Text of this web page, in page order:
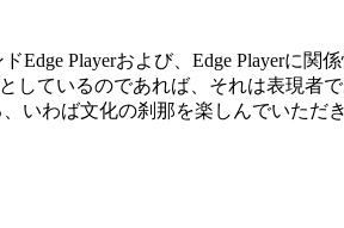
Edge Playerおよび、Edge Playerに
ているのであれば、それは表現者
いわば文化の刹那を楽しんでいただ